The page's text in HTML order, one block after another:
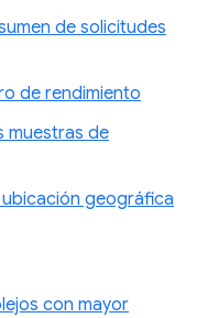
de solicitudes
de rendimiento
muestras de
geográfica
con mayor